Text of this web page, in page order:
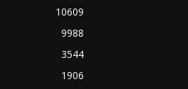
10609
9988
3544
1906